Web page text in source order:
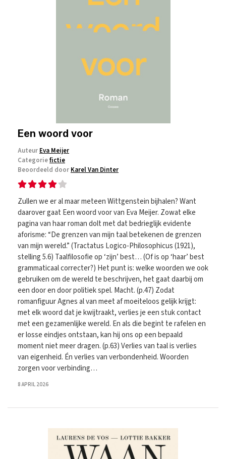
Een woord voor
Auteur Eva Meijer
Categoriefictie
Beoordeeld door Karel Van Dinter
Zullen we er al maar meteen Wittgenstein bijhalen? Want
daarover gaat Een woord voor van Eva Meijer. Zowat elke
pagina van haar roman dolt met dat bedrieglijk evidente
aforisme: “De grenzen van mijn taal betekenen de grenzen
van mijn wereld.” (Tractatus Logico-Philosophicus (1921),
stelling 5.6) Taalfilosofie op ‘zijn’ best… (Of is op ‘haar’ best
grammaticaal correcter?) Het punt is: welke woorden we ook
gebruiken om de wereld te beschrijven, het gaat daarbij om
een door en door politiek spel. Macht. (p.47) Zodat
romanfiguur Agnes al van meet af moeiteloos gelijk krijgt:
met elk woord dat je kwijtraakt, verlies je een stuk contact
met een gezamenlijke wereld. En als die begint te rafelen en
er losse eindjes ontstaan, kan hij ons op een bepaald
moment niet meer dragen. (p.63) Verlies van taal is verlies
van eigenheid. Én verlies van verbondenheid. Woorden
zorgen voor verbinding…
8 APRIL 2026